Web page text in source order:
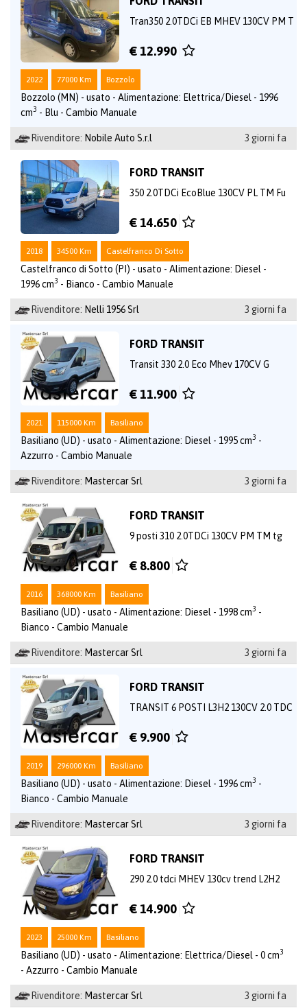
Tran350 2.0TDCi EB MHEV 130CV PM T
€ 12.990
2022 77000 Km Bozzolo
Bozzolo (MN) - usato - Alimentazione: Elettrica/Diesel - 1996
cm3 - Blu - Cambio Manuale
Rivenditore: Nobile Auto S.r.l 3 giorni fa
FORD TRANSIT
350 2.0TDCi EcoBlue 130CV PL TM Fu
€ 14.650
2018 34500 Km Castelfranco Di Sotto
Castelfranco di Sotto (PI) - usato - Alimentazione: Diesel -
1996 cm3 - Bianco - Cambio Manuale
Rivenditore: Nelli 1956 Srl 3 giorni fa
FORD TRANSIT
Transit 330 2.0 Eco Mhev 170CV G
€ 11.900
2021 115000 Km Basiliano
Basiliano (UD) - usato - Alimentazione: Diesel - 1995 cm3 -
Azzurro - Cambio Manuale
Rivenditore: Mastercar Srl 3 giorni fa
FORD TRANSIT
9 posti 310 2.0TDCi 130CV PM TM tg
€ 8.800
2016 368000 Km Basiliano
Basiliano (UD) - usato - Alimentazione: Diesel - 1998 cm3 -
Bianco - Cambio Manuale
Rivenditore: Mastercar Srl 3 giorni fa
FORD TRANSIT
TRANSIT 6 POSTI L3H2 130CV 2.0 TDC
€ 9.900
2019 296000 Km Basiliano
Basiliano (UD) - usato - Alimentazione: Diesel - 1996 cm3 -
Bianco - Cambio Manuale
Rivenditore: Mastercar Srl 3 giorni fa
FORD TRANSIT
290 2.0 tdci MHEV 130cv trend L2H2
€ 14.900
2023 25000 Km Basiliano
Basiliano (UD) - usato - Alimentazione: Elettrica/Diesel - 0 cm3
- Azzurro - Cambio Manuale
Rivenditore: Mastercar Srl 3 giorni fa